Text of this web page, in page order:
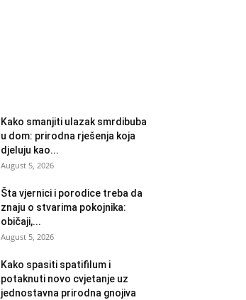
Kako smanjiti ulazak smrdibuba
u dom: prirodna rješenja koja
djeluju kao...
August 5, 2026
Šta vjernici i porodice treba da
znaju o stvarima pokojnika:
običaji,...
August 5, 2026
Kako spasiti spatifilum i
potaknuti novo cvjetanje uz
jednostavna prirodna gnojiva